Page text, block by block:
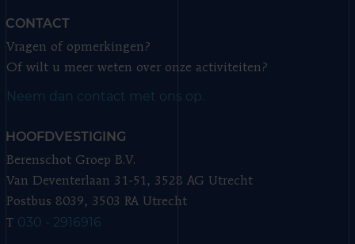
CONTACT
Vragen of opmerkingen?
Of wilt u meer weten over onze activiteiten?
Neem dan contact met ons op.
HOOFDVESTIGING
Berenschot Groep B.V.
Van Deventerlaan 31-51, 3528 AG Utrecht
Postbus 8039, 3503 RA Utrecht
T 030 - 2916916